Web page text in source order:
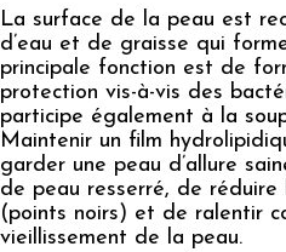
La surface de la peau est
d’eau et de graisse qui
principale fonction est de
protection vis-à-vis des
participe également à la
Maintenir un film
garder une peau d’allure
de peau resserré, de
(points noirs) et de ralentir
vieillissement de la peau.